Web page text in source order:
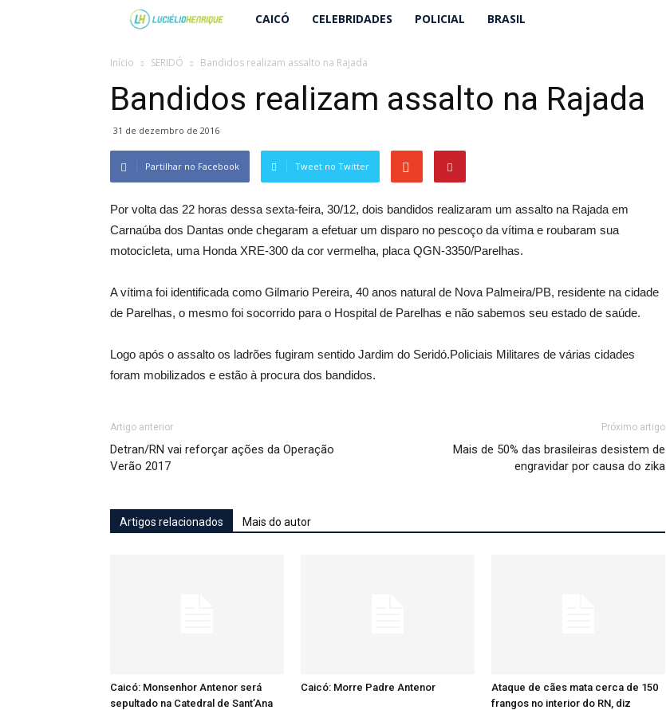
Lucielio
Henrique
CAICÓ CELEBRIDADES POLICIAL BRASIL
Início SERIDÓ Bandidos realizam assalto na Rajada
Bandidos realizam assalto na Rajada
31 de dezembro de 2016
Partilhar no Facebook Tweet no Twitter
Por volta das 22 horas dessa sexta-feira, 30/12, dois bandidos realizaram um assalto na Rajada em
Carnaúba dos Dantas onde chegaram a efetuar um disparo no pescoço da vítima e roubaram sua
motocicleta, uma Honda XRE-300 da cor vermelha, placa QGN-3350/Parelhas.
A vítima foi identificada como Gilmario Pereira, 40 anos natural de Nova Palmeira/PB, residente na cidade
de Parelhas, o mesmo foi socorrido para o Hospital de Parelhas e não sabemos seu estado de saúde.
Logo após o assalto os ladrões fugiram sentido Jardim do Seridó.Policiais Militares de várias cidades
foram mobilizados e estão à procura dos bandidos.
Artigo anterior
Detran/RN vai reforçar ações da Operação
Verão 2017
Próximo artigo
Mais de 50% das brasileiras desistem de
engravidar por causa do zika
Artigos relacionados Mais do autor
Caicó: Monsenhor Antenor será
sepultado na Catedral de Sant’Ana
Caicó: Morre Padre Antenor
Ataque de cães mata cerca de 150
frangos no interior do RN, diz